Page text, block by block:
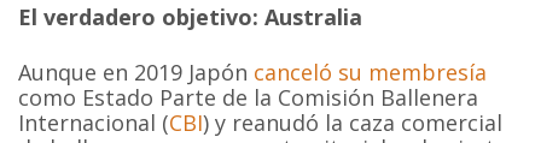
El verdadero objetivo: Australia
Aunque en 2019 Japón canceló su membresía
como Estado Parte de la Comisión Ballenera
Internacional (CBI) y reanudó la caza comercial